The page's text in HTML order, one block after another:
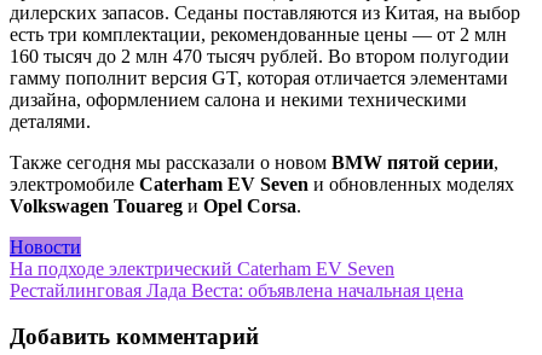
дилерских запасов. Седаны поставляются из Китая, на выбор
есть три комплектации, рекомендованные цены — от 2 млн
160 тысяч до 2 млн 470 тысяч рублей. Во втором полугодии
гамму пополнит версия GT, которая отличается элементами
дизайна, оформлением салона и некими техническими
деталями.
Также сегодня мы рассказали о новом BMW пятой серии,
электромобиле Caterham EV Seven и обновленных моделях
Volkswagen Touareg и Opel Corsa.
Новости
Навигация
по
записям
На подходе электрический Caterham EV Seven
Рестайлинговая Лада Веста: объявлена начальная цена
Добавить комментарий